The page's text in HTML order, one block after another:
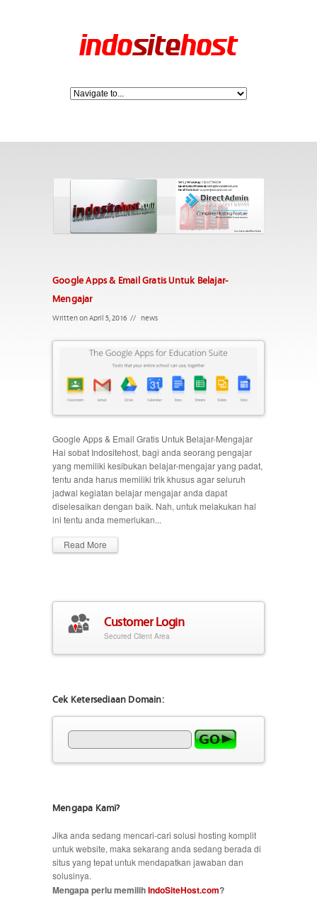
Google Apps & Email Gratis Untuk Belajar-
Mengajar
Written on April 5, 2016 // news
Google Apps & Email Gratis Untuk Belajar-Mengajar
Hai sobat Indositehost, bagi anda seorang pengajar
yang memiliki kesibukan belajar-mengajar yang padat,
tentu anda harus memiliki trik khusus agar seluruh
jadwal kegiatan belajar mengajar anda dapat
diselesaikan dengan baik. Nah, untuk melakukan hal
ini tentu anda memerlukan...
Read More
Customer Login
Secured Client Area
Cek Ketersediaan Domain:
Mengapa Kami?
Jika anda sedang mencari-cari solusi hosting komplit
untuk website, maka sekarang anda sedang berada di
situs yang tepat untuk mendapatkan jawaban dan
solusinya.
Mengapa perlu memilihIndoSiteHost.com?